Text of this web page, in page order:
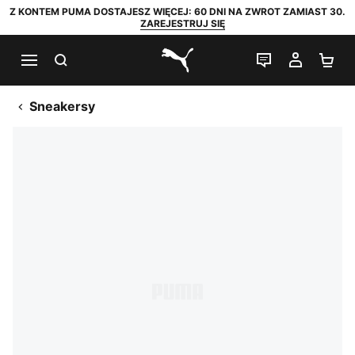
Z KONTEM PUMA DOSTAJESZ WIĘCEJ: 60 DNI NA ZWROT ZAMIAST 30.
ZAREJESTRUJ SIĘ
PUMA.com
CZAT NA
MOJE
Sneakersy